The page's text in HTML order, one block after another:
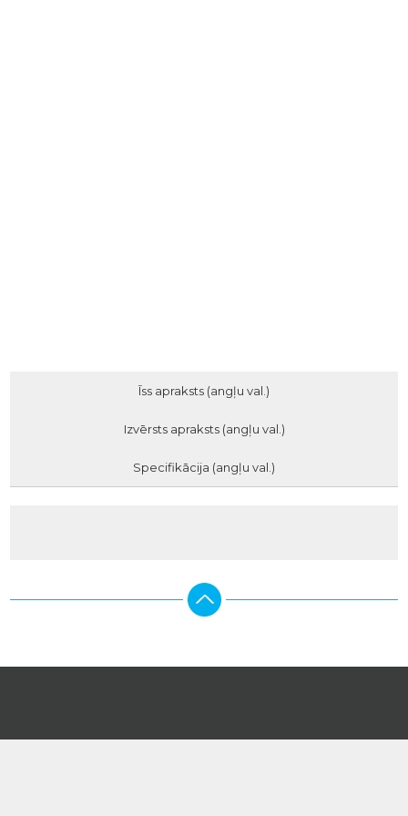
Īss apraksts (angļu val.)
Izvērsts apraksts (angļu val.)
Specifikācija (angļu val.)